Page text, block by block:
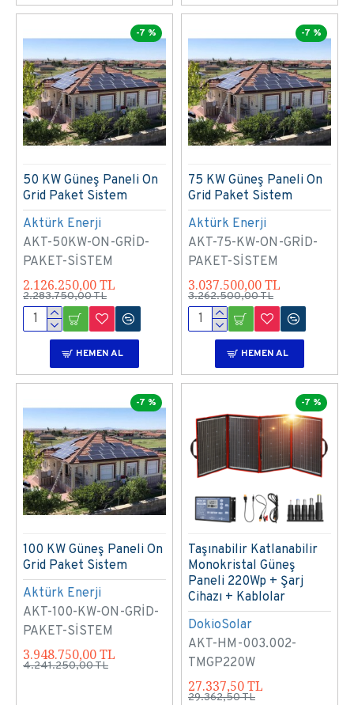
-7 %
Aktürk Enerji
AKT-50KW-ON-GRİD-
PAKET-SİSTEM
50 KW Güneş Paneli On
Grid Paket Sistem
2.126.250,00 TL
2.283.750,00 TL
HEMEN AL
-7 %
Aktürk Enerji
AKT-75-KW-ON-GRİD-
PAKET-SİSTEM
75 KW Güneş Paneli On
Grid Paket Sistem
3.037.500,00 TL
3.262.500,00 TL
HEMEN AL
-7 %
Aktürk Enerji
AKT-100-KW-ON-GRİD-
PAKET-SİSTEM
100 KW Güneş Paneli On
Grid Paket Sistem
3.948.750,00 TL
4.241.250,00 TL
-7 %
DokioSolar
AKT-HM-003.002-
TMGP220W
Taşınabilir Katlanabilir
Monokristal Güneş
Paneli 220Wp + Şarj
Cihazı + Kablolar
27.337,50 TL
29.362,50 TL